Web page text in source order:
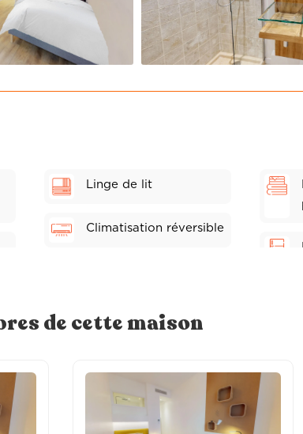
Linge de lit
Climatisation réversible
de cette maison